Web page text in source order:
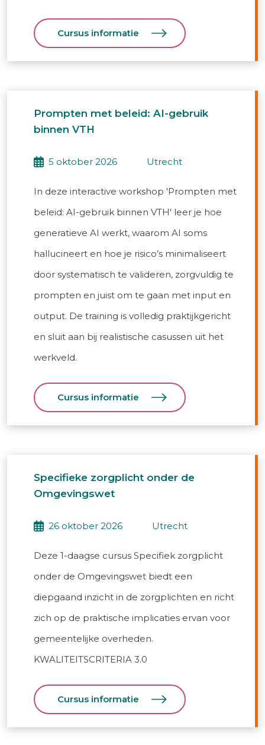
Cursus informatie
Prompten met beleid: AI-gebruik
binnen VTH
5 oktober 2026 utrecht
In deze interactive workshop 'Prompten met
beleid: AI-gebruik binnen VTH' leer je hoe
generatieve AI werkt, waarom AI soms
hallucineert en hoe je risico’s minimaliseert
door systematisch te valideren, zorgvuldig te
prompten en juist om te gaan met input en
output. De training is volledig praktijkgericht
en sluit aan bij realistische casussen uit het
werkveld.
Cursus informatie
Specifieke zorgplicht onder de
Omgevingswet
26 oktober 2026 utrecht
Deze 1-daagse cursus Specifiek zorgplicht
onder de Omgevingswet biedt een
diepgaand inzicht in de zorgplichten en richt
zich op de praktische implicaties ervan voor
gemeentelijke overheden.
KWALITEITSCRITERIA 3.0
Cursus informatie